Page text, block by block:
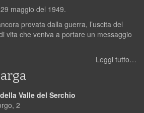
maggio del 1949.
provata dalla guerra, l’uscita del
vita che veniva a portare un messaggio
Leggi tutto…
Valle del Serchio
2